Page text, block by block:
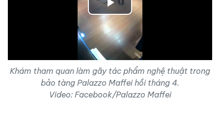
Play
Video
Khám tham quan làm gãy tác phẩm nghệ thuật trong
bảo tàng Palazzo Maffei hồi tháng 4.
Video: Facebook/Palazzo Maffei